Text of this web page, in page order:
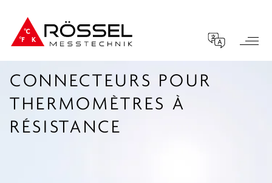
CONNECTEURS POUR
THERMOMÈTRES À
RÉSISTANCE